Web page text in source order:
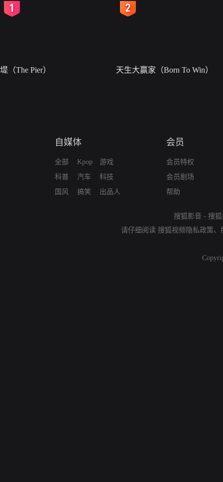
堤（The Pier） 天生大赢家（Born To Win）
自媒体
全部
科普
国风
Kpop
汽车
搞笑
游戏
科技
出品人
会员
会员特权
会员剧场
帮助
搜狐影音 - 搜
请仔细阅读 搜狐视频隐私政策、